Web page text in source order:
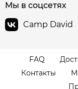
Мы в соцсетях
Camp David
FAQ
Контакты